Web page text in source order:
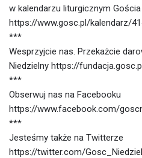
w kalendarzu liturgicznym
https://www.gosc.pl/kalendarz/
***
Wesprzyjcie nas. Przekażcie
Niedzielny https://
***
Obserwuj nas na Facebooku
https://www.facebook.com/
***
Jesteśmy także na Twitterze
https://twitter.com/